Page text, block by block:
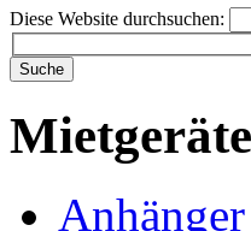
Diese Website durchsuchen:
Mietgeräte
Anhänger